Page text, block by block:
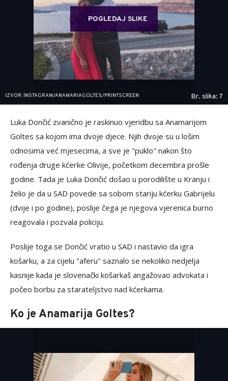
POGLEDAJ SLIKE
IZVOR: INSTAGRAM/ANAMARIAGOLTES/PRINTSCREEN Br. slika: 7
Luka Dončić zvanično je raskinuo vjeridbu sa Anamarijom
Goltes sa kojom ima dvoje djece. Njih dvoje su u lošim
odnosima već mjesecima, a sve je "puklo" nakon što
rođenja druge kćerke Olivije, početkom decembra prošle
godine. Tada je Luka Dončić došao u porodilište u Kranju i
želio je da u SAD povede sa sobom stariju kćerku Gabrijelu
(dvije i po godine), poslije čega je njegova vjerenica burno
reagovala i pozvala policiju.
Poslije toga se Dončić vratio u SAD i nastavio da igra
košarku, a za cijelu "aferu" saznalo se nekoliko nedjelja
kasnije kada je slovenački košarkaš angažovao advokata i
počeo borbu za starateljstvo nad kćerkama.
Ko je Anamarija Goltes?